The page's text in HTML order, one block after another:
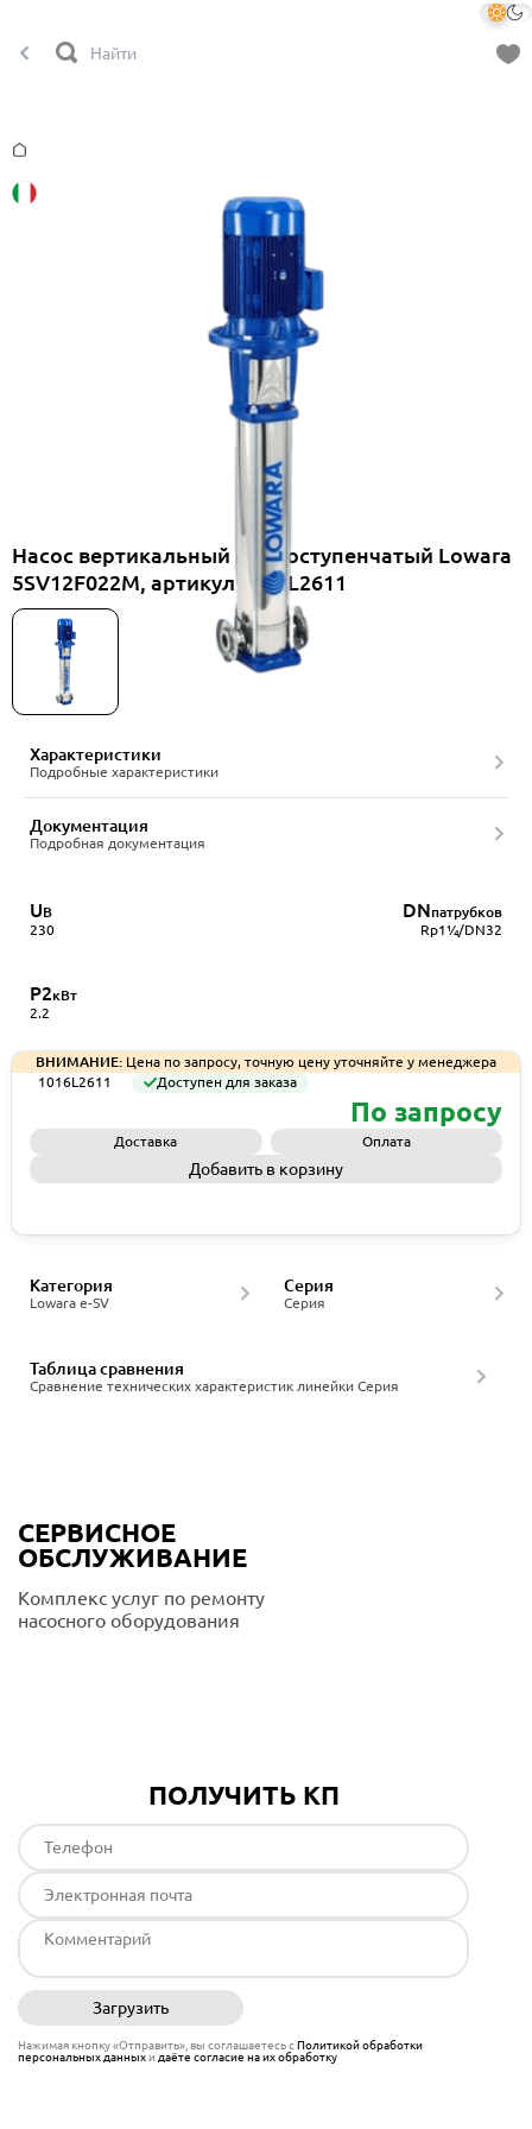
Насос вертикальный многоступенчатый Lowara
5SV12F022M, артикул 1016L2611
Характеристики
Подробные характеристики
Документация
Подробная документация
UВ
230
DNпатрубков
Rp1¼/DN32
P2кВт
2.2
ВНИМАНИЕ: Цена по запросу, точную цену уточняйте у менеджера
1016L2611
Доступен для заказа
По запросу
Доставка Оплата
Добавить в корзину
Lowara e-SV
Категория
Серия
Серия
Сравнение технических характеристик линейки Серия
Таблица сравнения
СЕРВИСНОЕ
ОБСЛУЖИВАНИЕ
Комплекс услуг по ремонту
насосного оборудования
ПОЛУЧИТЬ КП
Загрузить
Нажимая кнопку «Отправить», вы соглашаетесь сПолитикой обработки
персональных данныхи даёте согласие на их обработку